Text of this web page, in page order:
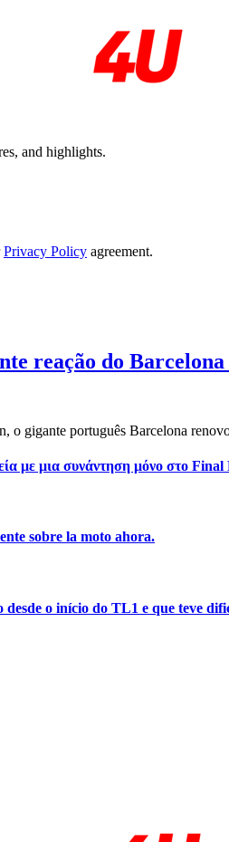
and highlights.
Privacy Policy agreement.
reação do
o gigante português Barcelona
με μια συνάντηση μόνο στο
sobre la moto ahora.
desde o início do TL1 e que teve